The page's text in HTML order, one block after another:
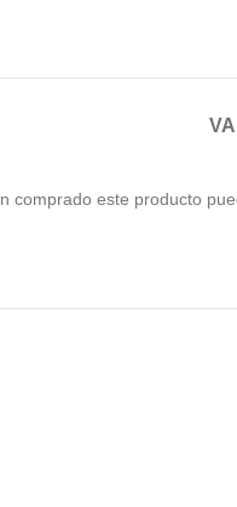
comprado este producto